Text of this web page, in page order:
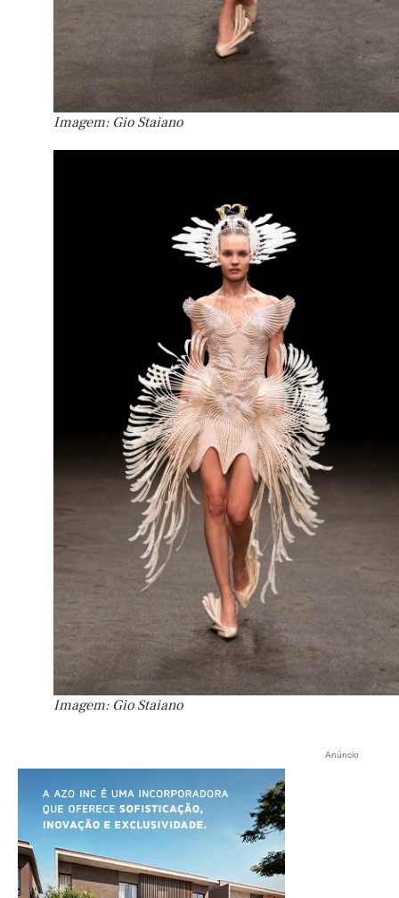
Imagem: Gio Staiano
Imagem: Gio Staiano
Anúncio